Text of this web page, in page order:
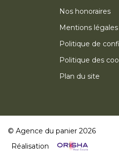
Nos honoraires
Mentions légales
Politique de
Politique des
Plan du site
© Agence du panier 2026
Réalisation